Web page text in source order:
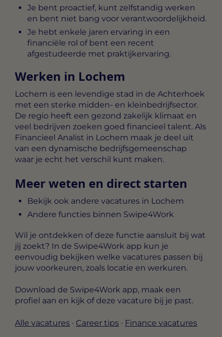
Je bent proactief, kunt zelfstandig werken
en bent niet bang voor verantwoordelijkheid.
Je hebt enkele jaren ervaring in een
financiële rol of bent een recent
afgestudeerde met praktijkervaring.
Werken in Lochem
Lochem is een levendige stad in de Achterhoek
met een sterke midden- en kleinbedrijfsector.
De regio heeft een gezond zakelijk klimaat en
veel bedrijven zoeken goed financieel talent. Als
Financieel Analist in Lochem maak je deel uit
van een dynamische bedrijfsgemeenschap
waar je echt het verschil kunt maken.
Meer weten en direct starten
Bekijk ook andere vacatures in Lochem
Andere functies binnen Swipe4Work
Wil je ontdekken of deze functie aansluit bij wat
jij zoekt? In de Swipe4Work app kun je
eenvoudig bekijken welke vacatures passen bij
jouw voorkeuren, zoals locatie en werkuren.
Download de Swipe4Work app, maak een
profiel aan en kijk of deze vacature bij je past.
Alle vacatures · Career tips · Finance vacatures